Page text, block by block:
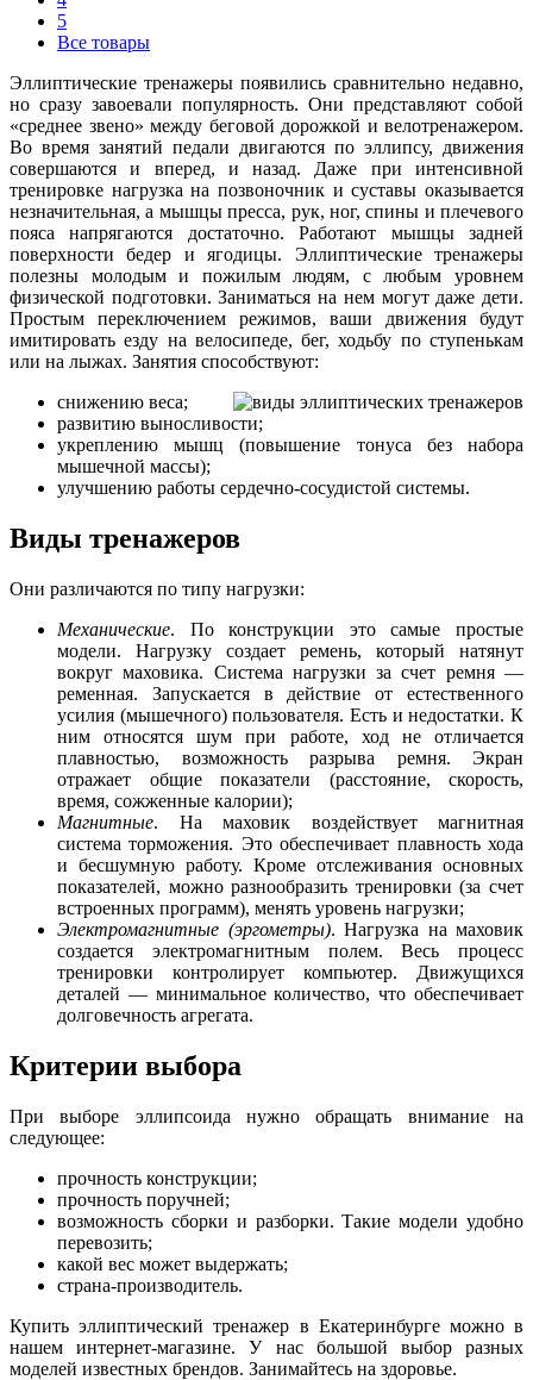
5
Все товары
Эллиптические тренажеры появились сравнительно недавно,
но сразу завоевали популярность. Они представляют собой
«среднее звено» между беговой дорожкой и велотренажером.
Во время занятий педали двигаются по эллипсу, движения
совершаются и вперед, и назад. Даже при интенсивной
тренировке нагрузка на позвоночник и суставы оказывается
незначительная, а мышцы пресса, рук, ног, спины и плечевого
пояса напрягаются достаточно. Работают мышцы задней
поверхности бедер и ягодицы. Эллиптические тренажеры
полезны молодым и пожилым людям, с любым уровнем
физической подготовки. Заниматься на нем могут даже дети.
Простым переключением режимов, ваши движения будут
имитировать езду на велосипеде, бег, ходьбу по ступенькам
или на лыжах. Занятия способствуют:
снижению веса;
развитию выносливости;
укреплению мышц (повышение тонуса без набора
мышечной массы);
улучшению работы сердечно-сосудистой системы.
Виды тренажеров
Они различаются по типу нагрузки:
Механические. По конструкции это самые простые
модели. Нагрузку создает ремень, который натянут
вокруг маховика. Система нагрузки за счет ремня —
ременная. Запускается в действие от естественного
усилия (мышечного) пользователя. Есть и недостатки. К
ним относятся шум при работе, ход не отличается
плавностью, возможность разрыва ремня. Экран
отражает общие показатели (расстояние, скорость,
время, сожженные калории);
Магнитные. На маховик воздействует магнитная
система торможения. Это обеспечивает плавность хода
и бесшумную работу. Кроме отслеживания основных
показателей, можно разнообразить тренировки (за счет
встроенных программ), менять уровень нагрузки;
Электромагнитные (эргометры). Нагрузка на маховик
создается электромагнитным полем. Весь процесс
тренировки контролирует компьютер. Движущихся
деталей — минимальное количество, что обеспечивает
долговечность агрегата.
Критерии выбора
При выборе эллипсоида нужно обращать внимание на
следующее:
прочность конструкции;
прочность поручней;
возможность сборки и разборки. Такие модели удобно
перевозить;
какой вес может выдержать;
страна-производитель.
Купить эллиптический тренажер в Екатеринбурге можно в
нашем интернет-магазине. У нас большой выбор разных
моделей известных брендов. Занимайтесь на здоровье.